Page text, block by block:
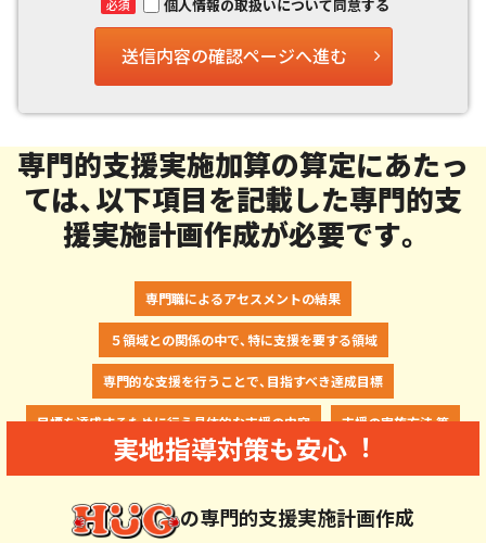
必須 個人情報の取扱いについて同意する
送信内容の確認ページへ進む
専門的支援実施加算の算定にあたっ
ては、以下項目を記載した専門的支
援実施計画作成が必要です。
専門職によるアセスメントの結果
５領域との関係の中で、特に支援を要する領域
専門的な支援を行うことで、目指すべき達成目標
目標を達成するために行う具体的な支援の内容 支援の実施方法 等
実地指導対策も安心︕
の専門的支援実施計画作成